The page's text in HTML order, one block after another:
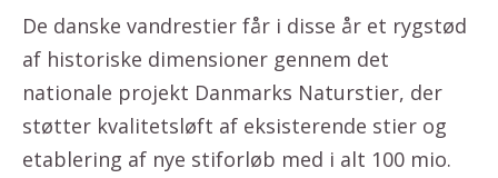
De danske vandrestier får i disse år et rygstød
af historiske dimensioner gennem det
nationale projekt Danmarks Naturstier, der
støtter kvalitetsløft af eksisterende stier og
etablering af nye stiforløb med i alt 100 mio.